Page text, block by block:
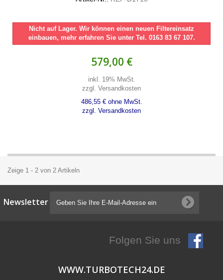
Nicht auf Lager. Wir können einen neuen Filtereinsatz
einbauen, mehr erfahren Sie unter Tel. 0163 83 67 107.
579,00 €
inkl. 19% MwSt.
zzgl. Versandkosten
486,55 € ohne MwSt.
zzgl. Versandkosten
Zeige 1 - 2 von 2 Artikeln
Newsletter
Folgen Sie uns
WWW.TURBOTECH24.DE